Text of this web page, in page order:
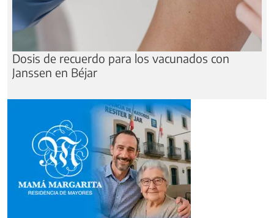
Dosis de recuerdo para los vacunados con
Janssen en Béjar